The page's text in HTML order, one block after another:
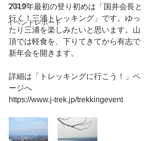
ブログ
イベントレポート
2019年最初の登り初めは「国井会長と
行く！三浦トレッキング」です。ゆっ
たり三浦を楽しみたいと思います。山
頂では軽食を、下りてきてから有志で
新年会を開きます。
詳細は「トレッキングに行こう！」ペ
ージへ
https://www.j-trek.jp/trekkingevent